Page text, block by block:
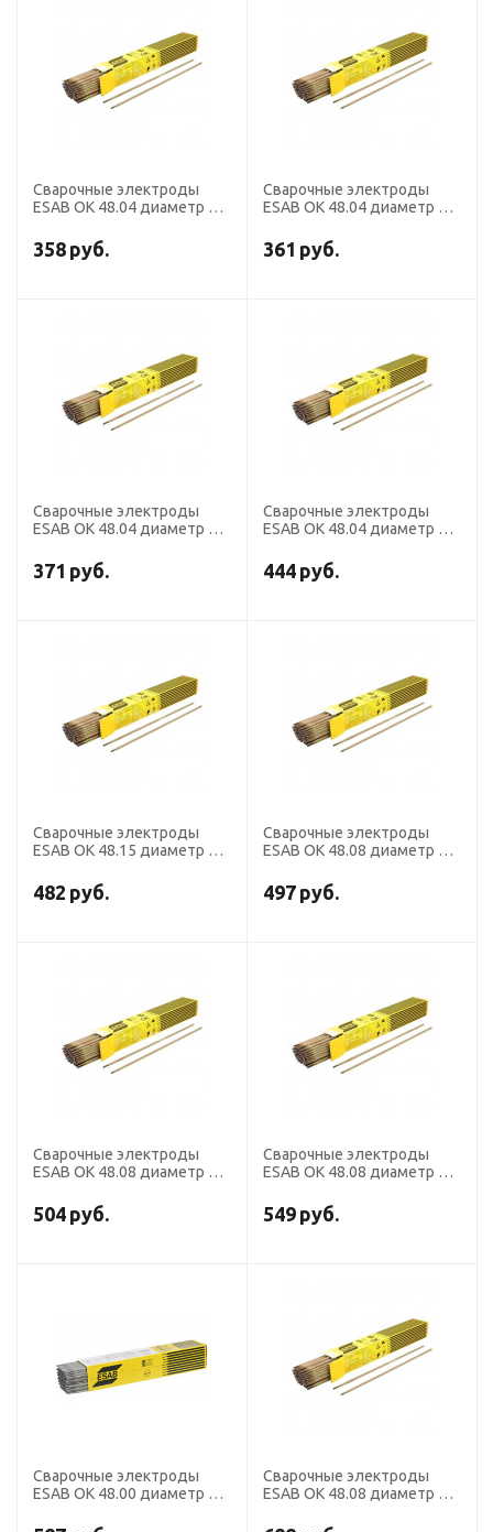
Сварочные электроды
ESAB OK 48.04 диаметр 4,0
358 руб.
Сварочные электроды
ESAB OK 48.04 диаметр 5,0
361 руб.
Сварочные электроды
ESAB OK 48.04 диаметр 3,2
371 руб.
Сварочные электроды
ESAB OK 48.04 диаметр 2,5
444 руб.
Сварочные электроды
ESAB OK 48.15 диаметр 3,2
482 руб.
Сварочные электроды
ESAB OK 48.08 диаметр 4,0
497 руб.
Сварочные электроды
ESAB OK 48.08 диаметр 3,2
504 руб.
Сварочные электроды
ESAB OK 48.08 диаметр 5,0
549 руб.
Сварочные электроды
ESAB OK 48.00 диаметр 2,0
Сварочные электроды
ESAB OK 48.08 диаметр 2,5